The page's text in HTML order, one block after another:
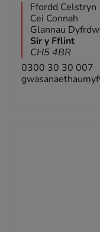
Ffordd Celstryn
Cei Connah
Glannau
Sir y Fflint
CH5 4BR
0300 30 30 007